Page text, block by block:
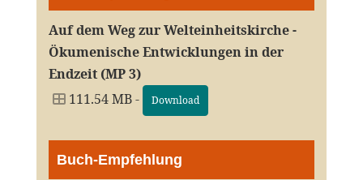
Auf dem Weg zur Welteinheitskirche -
Ökumenische Entwicklungen in der
Endzeit (MP 3)
111.54 MB -
Download
Buch-Empfehlung